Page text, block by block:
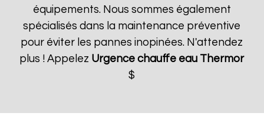
équipements. Nous sommes également
spécialisés dans la maintenance préventive
pour éviter les pannes inopinées. N'attendez
plus ! Appelez Urgence chauffe eau Thermor
$